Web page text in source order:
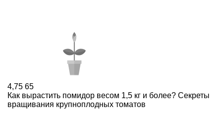
4,75 65
Как вырастить помидор весом 1,5 кг и более? Секреты
вращивания крупноплодных томатов